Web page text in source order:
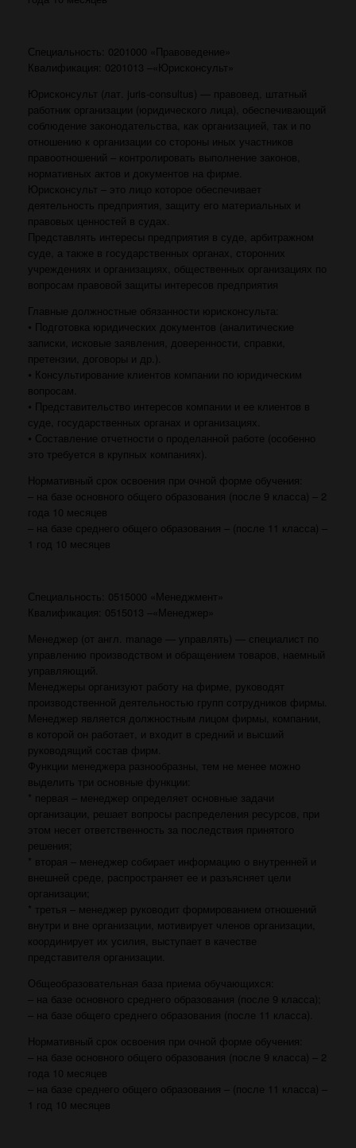
Специaльность: 0201000 «Правоведение»
Квaлификaция: 0201013 –«Юрисконсульт»
Юрисконсульт (лат. juris-consultus) — правовед, штатный
работник организации (юридического лица), обеспечивающий
соблюдение законодательства, как организацией, так и по
отношению к организации со стороны иных участников
правоотношений – контролировать выполнение законов,
нормативных актов и документов на фирме.
Юрисконсульт – это лицо которое обеспечивает
деятельность предприятия, защиту его материальных и
правовых ценностей в судах.
Представлять интересы предприятия в суде, арбитражном
суде, а также в государственных органах, сторонних
учреждениях и организациях, общественных организациях по
вопросам правовой защиты интересов предприятия
Главные должностные обязанности юрисконсульта:
⦁ Подготовка юридических документов (аналитические
записки, исковые заявления, доверенности, справки,
претензии, договоры и др.).
⦁ Консультирование клиентов компании по юридическим
вопросам.
⦁ Представительство интересов компании и ее клиентов в
суде, государственных органах и организациях.
⦁ Составление отчетности о проделанной работе (особенно
это требуется в крупных компаниях).
Нормативный срок освоения при очной форме обучения:
– на базе основного общего образования (после 9 класса) – 2
года 10 месяцев
– на базе среднего общего образования – (после 11 класса) –
1 год 10 месяцев
Специaльность: 0515000 «Менеджмент»
Квaлификaция: 0515013 –«Менеджер»
Менеджер (от англ. manage — управлять) — специалист по
управлению производством и обращением товаров, наемный
управляющий.
Менеджеры организуют работу на фирме, руководят
производственной деятельностью групп сотрудников фирмы.
Менеджер является должностным лицом фирмы, компании,
в которой он работает, и входит в средний и высший
руководящий состав фирм.
Функции менеджера разнообразны, тем не менее можно
выделить три основные функции:
* первая – менеджер определяет основные задачи
организации, решает вопросы распределения ресурсов, при
этом несет ответственность за последствия принятого
решения;
* вторая – менеджер собирает информацию о внутренней и
внешней среде, распространяет ее и разъясняет цели
организации;
* третья – менеджер руководит формированием отношений
внутри и вне организации, мотивирует членов организации,
координирует их усилия, выступает в качестве
представителя организации.
Общеобразовательная база приема обучающихся:
– на базе основного среднего образования (после 9 класса);
– на базе общего среднего образования (после 11 класса).
Нормативный срок освоения при очной форме обучения:
– на базе основного общего образования (после 9 класса) – 2
года 10 месяцев
– на базе среднего общего образования – (после 11 класса) –
1 год 10 месяцев